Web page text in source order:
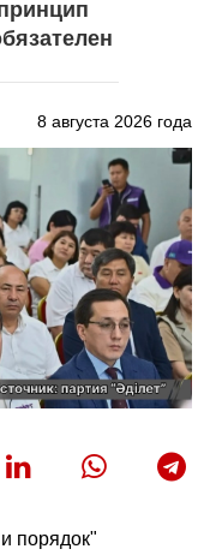
8 августа 2026 года
порядок"